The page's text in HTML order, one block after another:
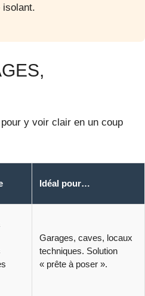
isolant.
y voir clair en un coup
Idéal pour…
Garages, caves, locaux
techniques. Solution
« prête à poser ».